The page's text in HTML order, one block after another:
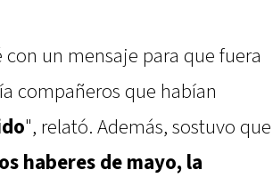
un mensaje para que fuera
compañeros que habían
", relató. Además, sostuvo que
haberes de mayo, la